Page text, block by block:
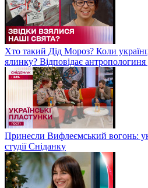
Хто такий Дід Мороз? Коли
ялинку? Відповідає
Принесли Вифлеємський вогонь:
студії Сніданку